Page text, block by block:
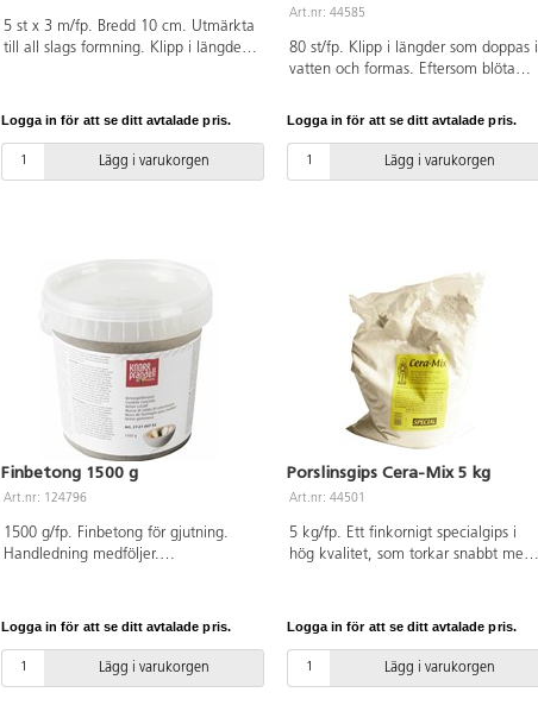
5 st x 3 m/fp. Bredd 10 cm. Utmärkta
till all slags formning. Klipp i längder
kan olika material användas som
pappfigurer, egentillverkade former
av kartong eller lera. När arbetet
Logga in för att se ditt avtalade pris.
Lägg i varukorgen
Art.nr: 44585
80 st/fp. Klipp i längder som doppas i
vatten och formas. Eftersom blöta
material användas som stommar,
eller former av kartong eller lera. När
arbetet torkat kan det målas. Mått:
Logga in för att se ditt avtalade pris.
Lägg i varukorgen
Finbetong 1500 g
Art.nr: 124796
1500 g/fp. Finbetong för gjutning.
Handledning medföljer.
Logga in för att se ditt avtalade pris.
Lägg i varukorgen
Porslinsgips Cera-Mix 5 kg
Art.nr: 44501
5 kg/fp. Ett finkornigt specialgips i
hög kvalitet, som torkar snabbt med
Blandningsförhållande är 0,25 l vatten
Logga in för att se ditt avtalade pris.
Lägg i varukorgen